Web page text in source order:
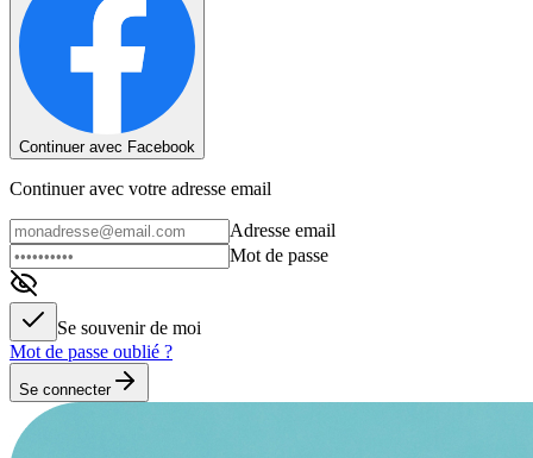
Continuer avec Facebook
Continuer avec votre adresse email
Adresse email
Mot de passe
Se souvenir de moi
Mot de passe oublié ?
Se connecter